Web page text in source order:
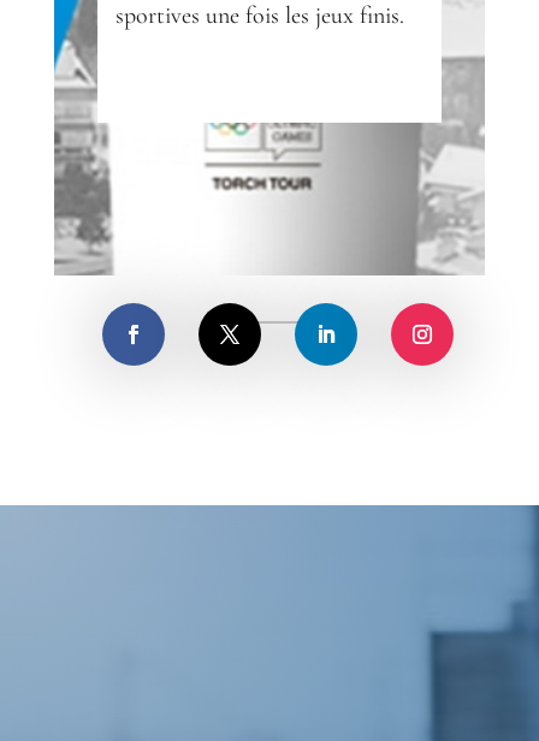
sportives une fois les jeux finis.